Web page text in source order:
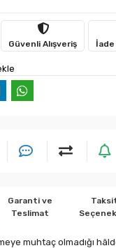
Güvenli Alışveriş İade
Garanti ve
Teslimat
muhtaç olmadığı